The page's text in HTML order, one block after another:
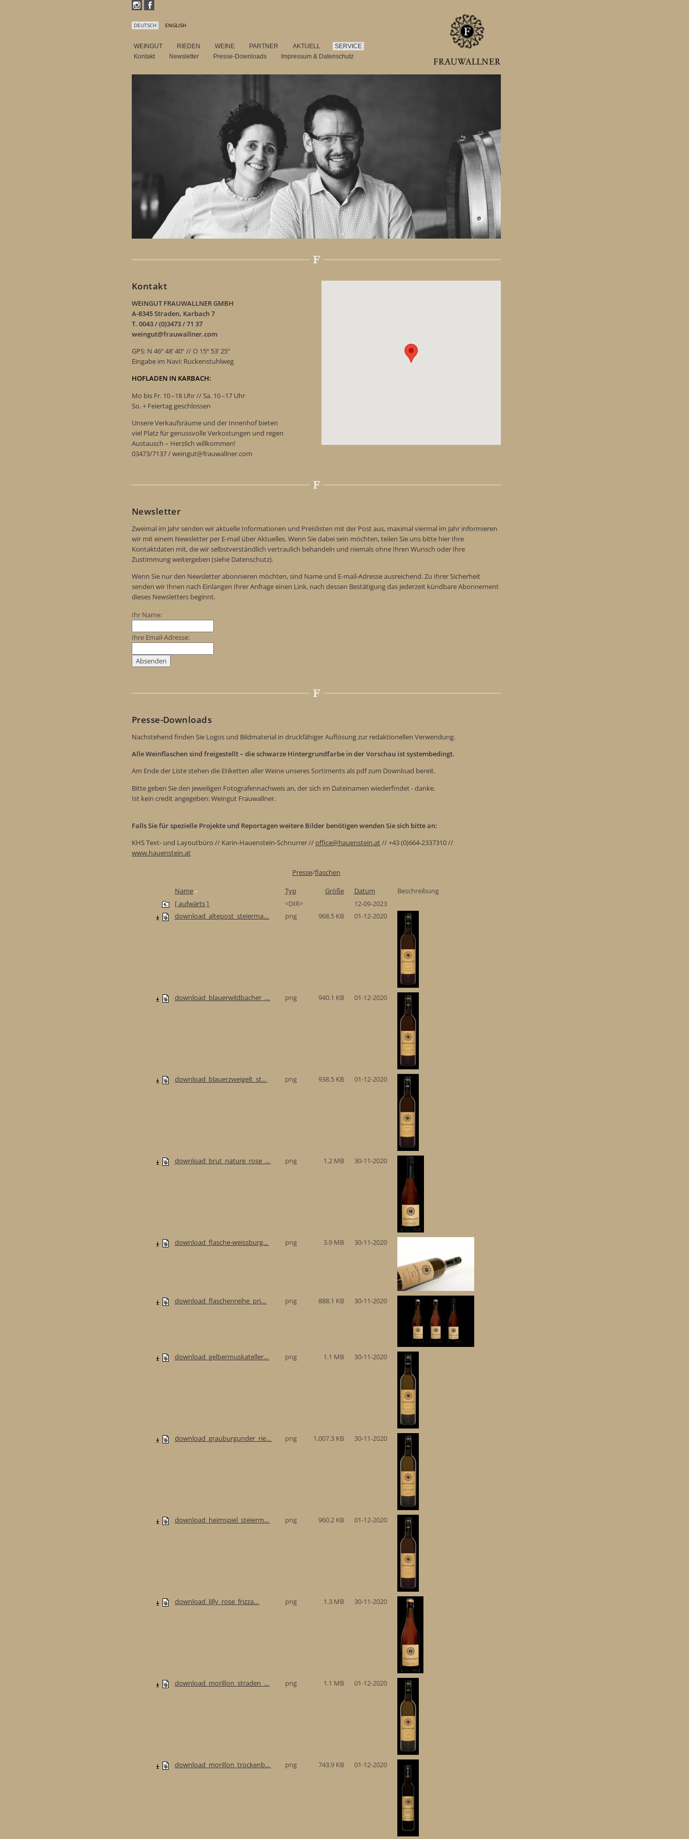
WEINGUT RIEDEN WEINE PARTNER AKTUELL
SERVICE
Kontakt
Newsletter Presse-Downloads Impressum & Datenschutz
DEUTSCH ENGLISH
Kontakt
WEINGUT FRAUWALLNER GMBH
A-8345 Straden, Karbach 7
T. 0043 / (0)3473 / 71 37
weingut@frauwallner.com
GPS: N 46º 48‘ 40“ // O 15º 53‘ 25“
Eingabe im Navi: Ruckenstuhlweg
HOFLADEN IN KARBACH:
Mo bis Fr. 10 –18 Uhr // Sa. 10 –17 Uhr
So. + Feiertag geschlossen
Unsere Verkaufsräume und der Innenhof bieten
viel Platz für genussvolle Verkostungen und regen
Austausch – Herzlich willkommen!
03473/7137 / weingut@frauwallner.com
Newsletter
Zweimal im Jahr senden wir aktuelle Informationen und Preislisten mit der Post aus, maximal viermal im Jahr informieren
wir mit einem Newsletter per E-mail über Aktuelles. Wenn Sie dabei sein möchten, teilen Sie uns bitte hier Ihre
Kontaktdaten mit, die wir selbstverständlich vertraulich behandeln und niemals ohne Ihren Wunsch oder Ihre
Zustimmung weitergeben (siehe Datenschutz).
Wenn Sie nur den Newsletter abonnieren möchten, sind Name und E-mail-Adresse ausreichend. Zu Ihrer Sicherheit
senden wir Ihnen nach Einlangen Ihrer Anfrage einen Link, nach dessen Bestätigung das jederzeit kündbare Abonnement
dieses Newsletters beginnt.
Ihr Name:
Ihre Email-Adresse:
Presse-Downloads
Nachstehend finden Sie Logos und Bildmaterial in druckfähiger Auflösung zur redaktionellen Verwendung.
Alle Weinflaschen sind freigestellt – die schwarze Hintergrundfarbe in der Vorschau ist systembedingt.
Am Ende der Liste stehen die Etiketten aller Weine unseres Sortiments als pdf zum Download bereit.
Bitte geben Sie den jeweiligen Fotografennachweis an, der sich im Dateinamen wiederfindet - danke.
Ist kein credit angegeben: Weingut Frauwallner.
Falls Sie für spezielle Projekte und Reportagen weitere Bilder benötigen wenden Sie sich bitte an:
KHS Text- und Layoutbüro // Karin-Hauenstein-Schnurrer //office@hauenstein.at// +43 (0)664-2337310 //
www.hauenstein.at
Presse/flaschen
Name
Typ Größe Datum
Beschreibung
[ aufwärts ]
<DIR>
12-09-2023
download_altepost_steierma...
png 968.5 KB 01-12-2020
download_blauerwildbacher_... png 940.1 KB 01-12-2020
download_blauerzweigelt_st... png 938.5 KB 01-12-2020
download_brut_nature_rose_... png 1.2 MB 30-11-2020
download_flasche-weissburg... png 3.9 MB 30-11-2020
download_flaschenreihe_pri... png 888.1 KB 30-11-2020
download_gelbermuskateller... png 1.1 MB 30-11-2020
download_grauburgunder_rie... png 1,007.3 KB 30-11-2020
download_heimspiel_steierm... png 960.2 KB 01-12-2020
download_lilly_rose_frizza... png 1.3 MB 30-11-2020
download_morillon_straden_... png 1.1 MB 01-12-2020
download_morillon_trockenb... png 743.9 KB 01-12-2020